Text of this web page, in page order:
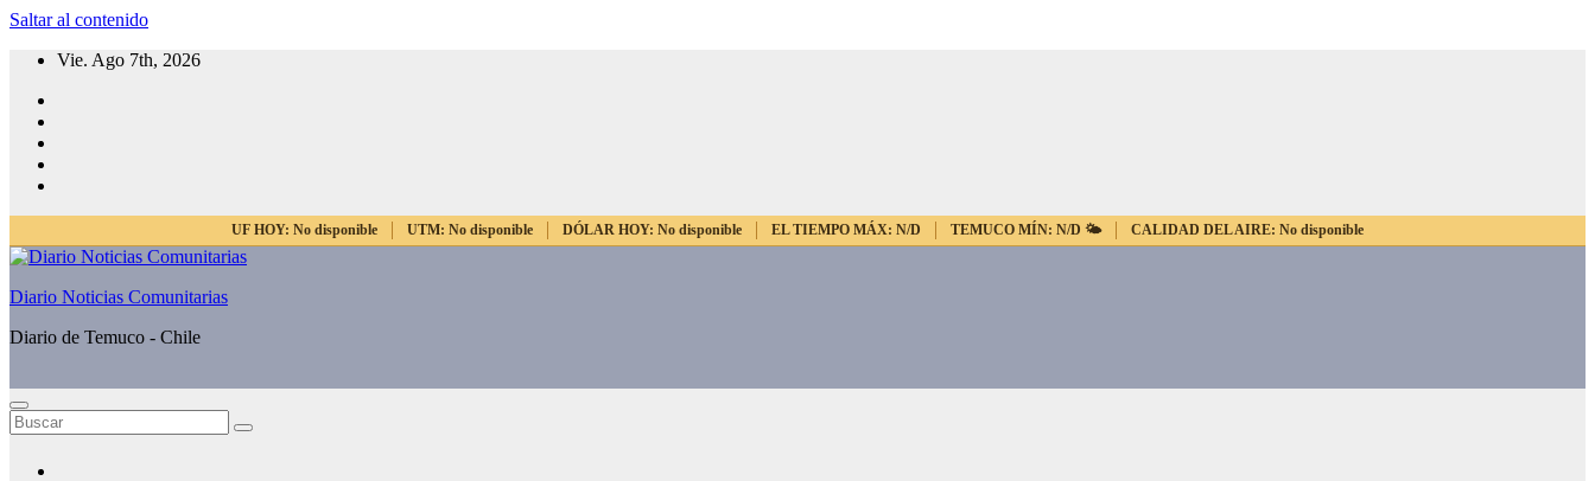
Saltar al contenido
Vie. Ago 7th, 2026
UF HOY: No disponible UTM: No disponible DÓLAR HOY: No disponible EL TIEMPO MÁX: N/D TEMUCO MÍN: N/D 🌤️ CALIDAD DEL AIRE: No disponible
Diario Noticias Comunitarias
Diario de Temuco - Chile